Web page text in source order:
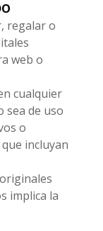
regalar o
web o
cualquier
sea de uso
o
incluyan
implica la